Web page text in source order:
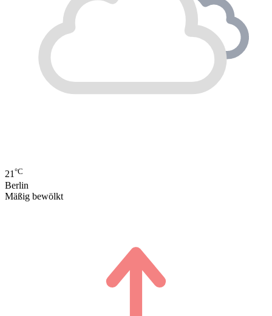
21°C
Berlin
Mäßig bewölkt